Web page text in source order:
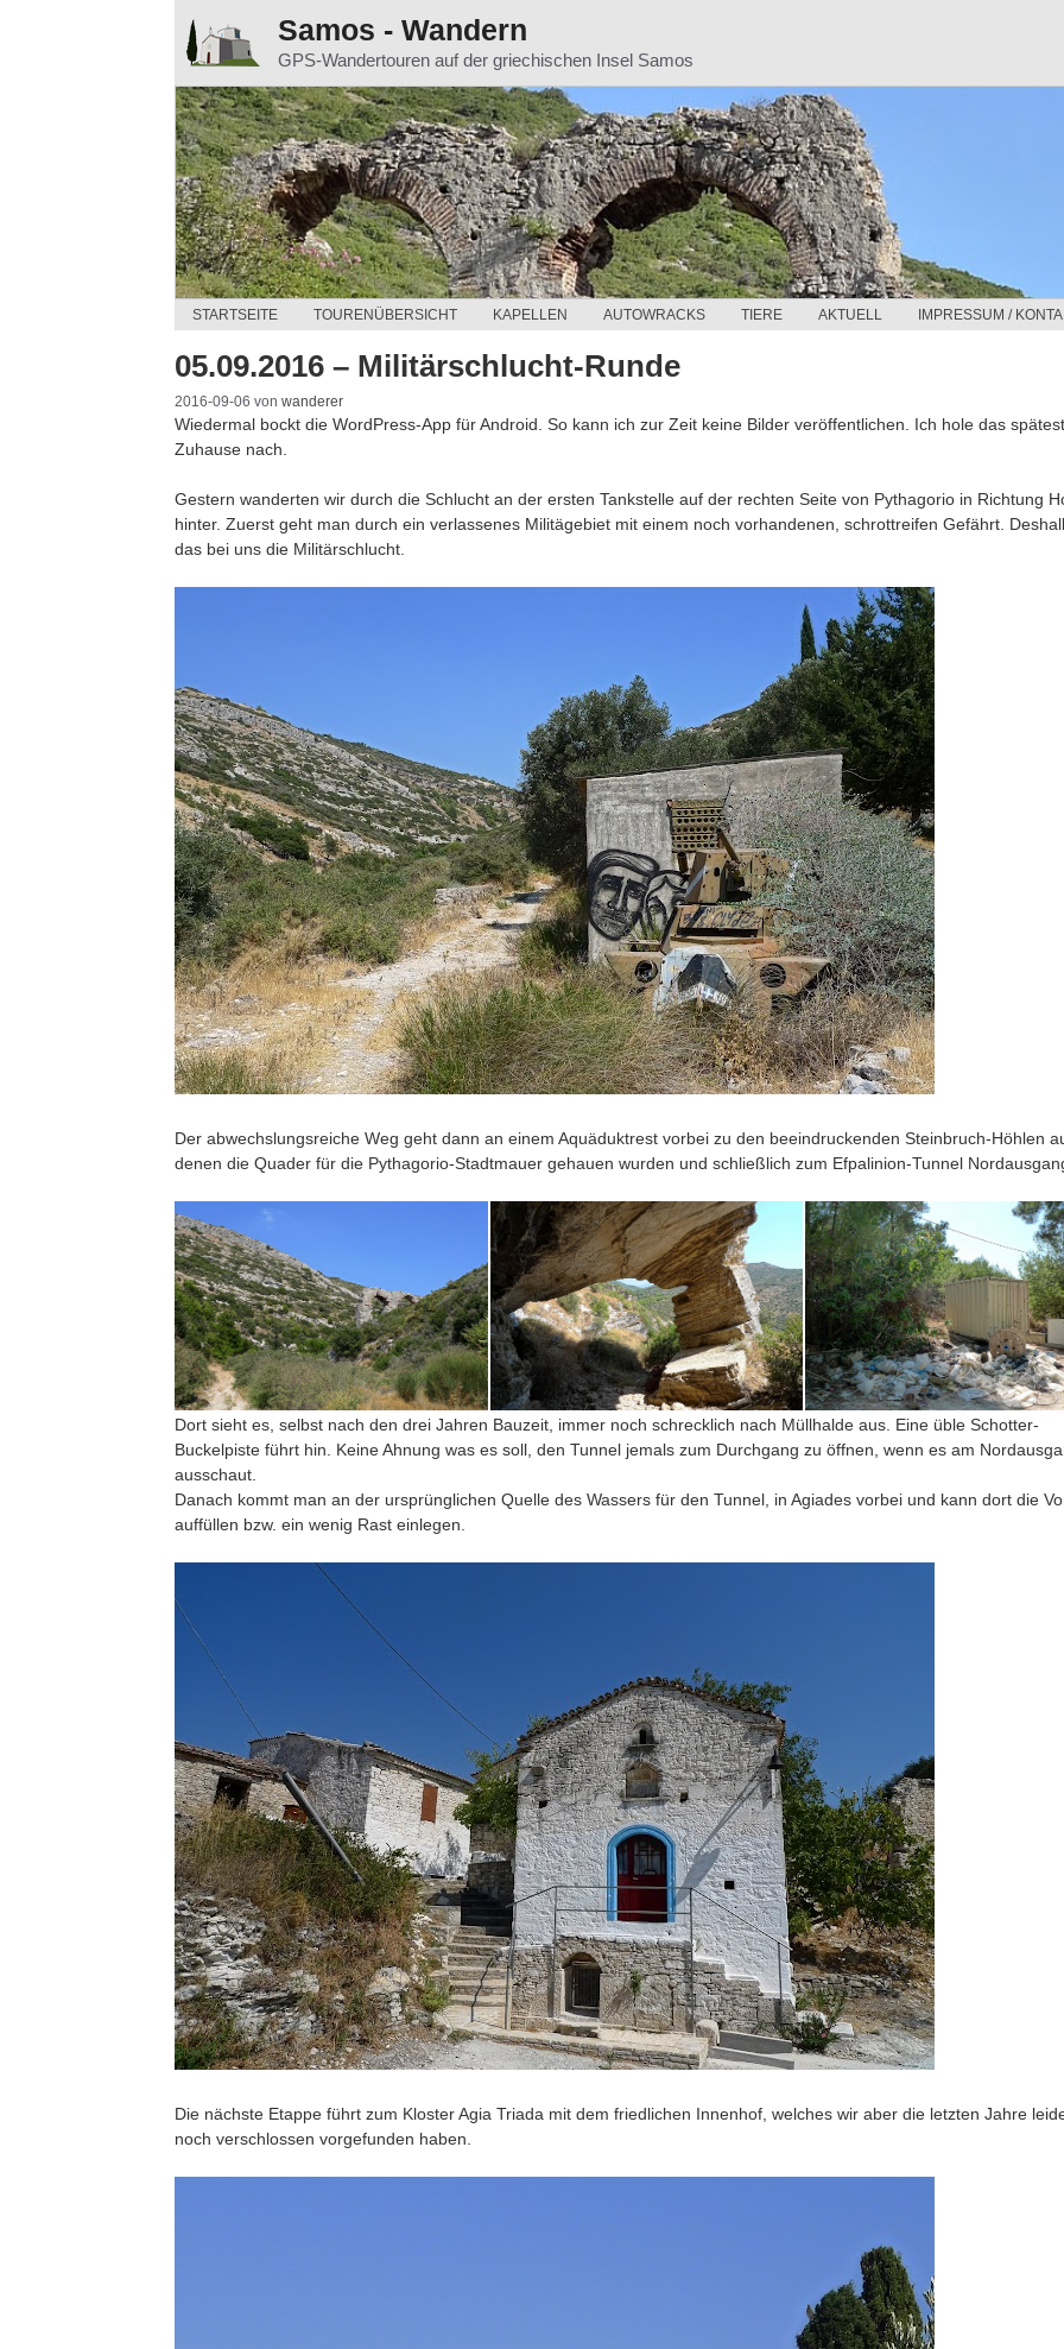
Samos - Wandern
GPS-Wandertouren auf der griechischen Insel Samos
STARTSEITE TOURENÜBERSICHT KAPELLEN AUTOWRACKS TIERE AKTUELL IMPRESSUM /
05.09.2016 – Militärschlucht-Runde
2016-09-06 von wanderer
Wiedermal bockt die WordPress-App für Android. So kann ich zur Zeit keine Bilder veröffentlichen. Ich hole das
Zuhause nach.
Gestern wanderten wir durch die Schlucht an der ersten Tankstelle auf der rechten Seite von Pythagorio in Richtung
hinter. Zuerst geht man durch ein verlassenes Militägebiet mit einem noch vorhandenen, schrottreifen Gefährt.
das bei uns die Militärschlucht.
Der abwechslungsreiche Weg geht dann an einem Aquäduktrest vorbei zu den beeindruckenden Steinbruch-Höhlen
denen die Quader für die Pythagorio-Stadtmauer gehauen wurden und schließlich zum Efpalinion-Tunnel
Dort sieht es, selbst nach den drei Jahren Bauzeit, immer noch schrecklich nach Müllhalde aus. Eine üble Schotter-
Buckelpiste führt hin. Keine Ahnung was es soll, den Tunnel jemals zum Durchgang zu öffnen, wenn es am
ausschaut.
Danach kommt man an der ursprünglichen Quelle des Wassers für den Tunnel, in Agiades vorbei und kann dort die
auffüllen bzw. ein wenig Rast einlegen.
Die nächste Etappe führt zum Kloster Agia Triada mit dem friedlichen Innenhof, welches wir aber die letzten Jahre
noch verschlossen vorgefunden haben.